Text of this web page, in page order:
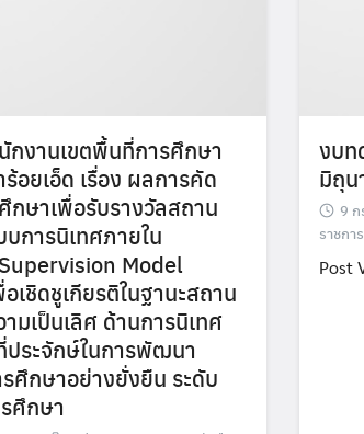
กงานเขตพื้นที่การศึกษา
อยเอ็ด เรื่อง ผลการคัด
กษาเพื่อรับรางวัลสถาน
การนิเทศภายใน
Model
เชิดชูเกียรติในฐานะสถาน
มเป็นเลิศ ด้านการนิเทศ
ประจักษ์ในการพัฒนา
กษาอย่างยั่งยืน ระดับ
ศึกษา
งบท
มิถุ
9
ราชการ
Post